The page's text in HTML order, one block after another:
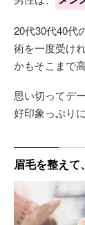
20代30代40代
術を一度受け
かもそこまで高
思い切ってデ
好印象っぷり
眉毛を整えて